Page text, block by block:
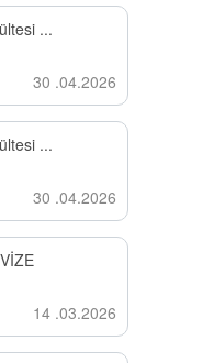
...
30 .04.2026
...
30 .04.2026
14 .03.2026